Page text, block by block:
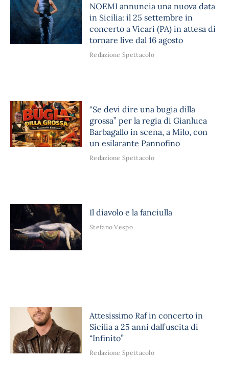
NOEMI annuncia una nuova data
in Sicilia: il 25 settembre in
concerto a Vicari (PA) in attesa di
tornare live dal 16 agosto
Redazione Spettacolo
“Se devi dire una bugia dilla
grossa” per la regia di Gianluca
Barbagallo in scena, a Milo, con
un esilarante Pannofino
Redazione Spettacolo
Il diavolo e la fanciulla
Stefano Vespo
Attesissimo Raf in concerto in
Sicilia a 25 anni dall’uscita di
“Infinito”
Redazione Spettacolo